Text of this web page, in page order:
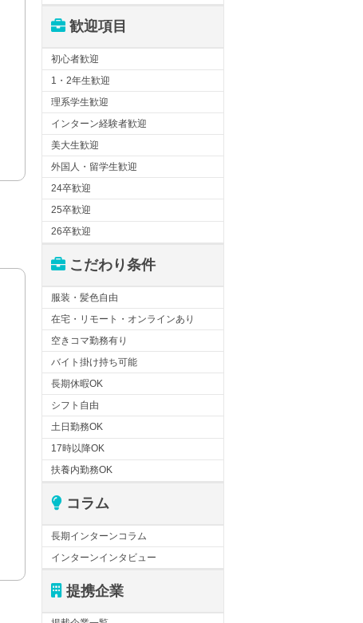
歓迎項目
初心者歓迎
1・2年生歓迎
理系学生歓迎
インターン経験者歓迎
美大生歓迎
外国人・留学生歓迎
24卒歓迎
25卒歓迎
26卒歓迎
こだわり条件
服装・髪色自由
在宅・リモート・オンラインあり
空きコマ勤務有り
バイト掛け持ち可能
長期休暇OK
シフト自由
土日勤務OK
17時以降OK
扶養内勤務OK
コラム
長期インターンコラム
インターンインタビュー
提携企業